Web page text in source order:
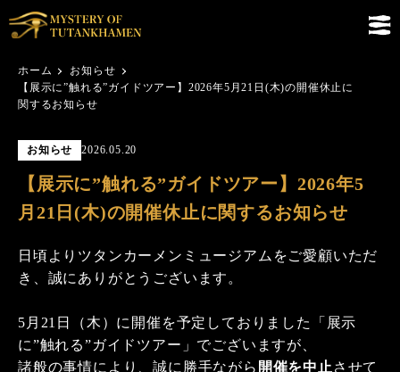
ホーム
お知らせ
【展示に”触れる”ガイドツアー】2026年5月21日(木)の開催休止に
関するお知らせ
お知らせ 2026.05.20
【展示に”触れる”ガイドツアー】2026年5
月21日(木)の開催休止に関するお知らせ
日頃よりツタンカーメンミュージアムをご愛顧いただ
き、誠にありがとうございます。
5月21日（木）に開催を予定しておりました「展示
に”触れる”ガイドツアー」でございますが、
諸般の事情により、誠に勝手ながら 開催を中止 させて